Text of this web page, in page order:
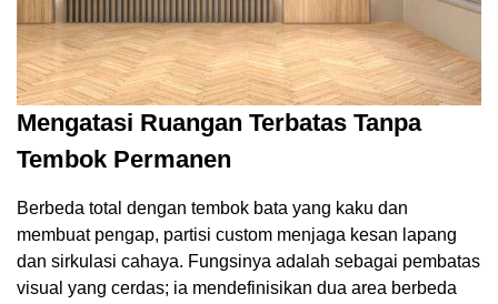
Mengatasi Ruangan Terbatas Tanpa
Tembok Permanen
Berbeda total dengan tembok bata yang kaku dan
membuat pengap, partisi custom menjaga kesan lapang
dan sirkulasi cahaya. Fungsinya adalah sebagai pembatas
visual yang cerdas; ia mendefinisikan dua area berbeda